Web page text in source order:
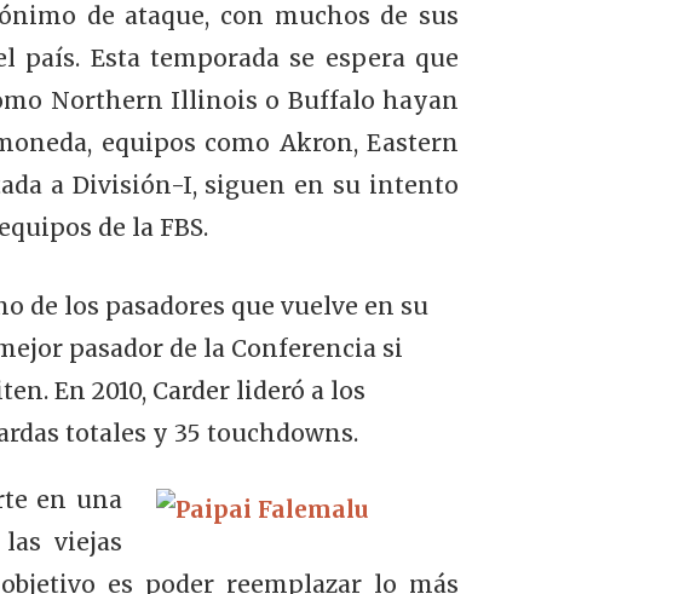
de ataque, con muchos de sus
Esta temporada se espera que
Northern Illinois o Buffalo hayan
equipos como Akron, Eastern
a División-I, siguen en su intento
de la FBS.
de los pasadores que vuelve en su
pasador de la Conferencia si
En 2010, Carder lideró a los
totales y 35 touchdowns.
en una
viejas
es poder reemplazar lo más